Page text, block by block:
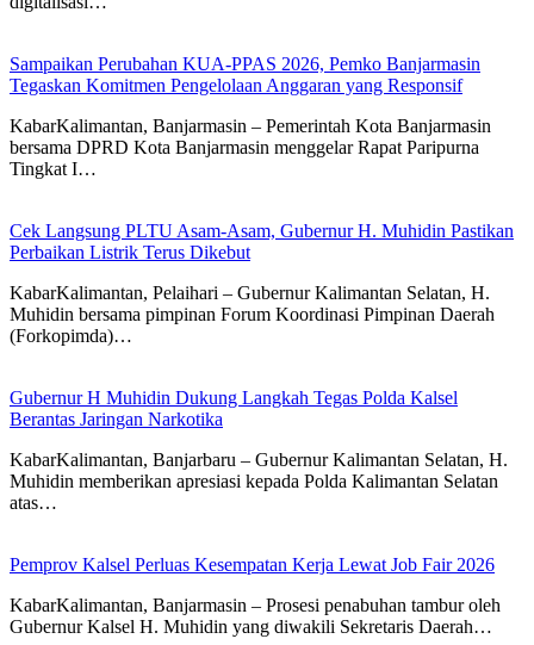
Sampaikan Perubahan KUA-PPAS 2026, Pemko Banjarmasin
Tegaskan Komitmen Pengelolaan Anggaran yang Responsif
KabarKalimantan, Banjarmasin – Pemerintah Kota Banjarmasin
bersama DPRD Kota Banjarmasin menggelar Rapat Paripurna
Tingkat I…
Cek Langsung PLTU Asam-Asam, Gubernur H. Muhidin Pastikan
Perbaikan Listrik Terus Dikebut
KabarKalimantan, Pelaihari – Gubernur Kalimantan Selatan, H.
Muhidin bersama pimpinan Forum Koordinasi Pimpinan Daerah
(Forkopimda)…
Gubernur H Muhidin Dukung Langkah Tegas Polda Kalsel
Berantas Jaringan Narkotika
KabarKalimantan, Banjarbaru – Gubernur Kalimantan Selatan, H.
Muhidin memberikan apresiasi kepada Polda Kalimantan Selatan
atas…
Pemprov Kalsel Perluas Kesempatan Kerja Lewat Job Fair 2026
KabarKalimantan, Banjarmasin – Prosesi penabuhan tambur oleh
Gubernur Kalsel H. Muhidin yang diwakili Sekretaris Daerah…